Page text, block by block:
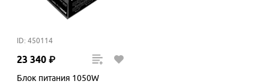
ID: 450114
23 340 ₽
Блок питания 1050W